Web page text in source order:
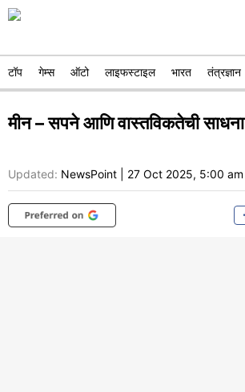
टॉप गेम्स ऑटो लाइफस्टाइल भारत तंत्रज्ञान
मीन – सपने आणि वास्तविकतेची साधना
Updated: NewsPoint 27 Oct 2025, 5:00 am